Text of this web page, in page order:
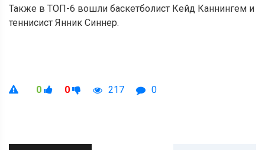
Также в ТОП-6 вошли баскетболист Кейд Каннингем и
теннисист Янник Синнер.
0 0 217 0